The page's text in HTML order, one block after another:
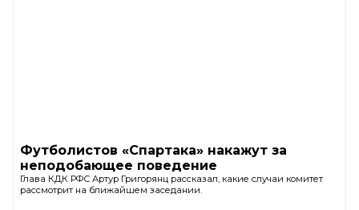
Футболистов «Спартака» накажут за
неподобающее поведение
Глава КДК РФС Артур Григорянц рассказал, какие случаи комитет
рассмотрит на ближайшем заседании.